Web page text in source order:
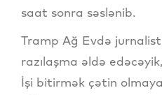
saat sonra səslənib.
Tramp Ağ Evdə
razılaşma əldə
İşi bitirmək çətin